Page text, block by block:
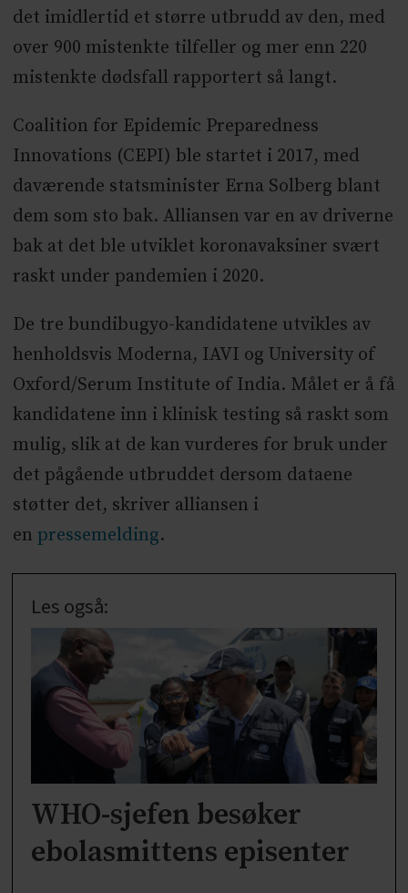
det imidlertid et større utbrudd av den, med
over 900 mistenkte tilfeller og mer enn 220
mistenkte dødsfall rapportert så langt.
Coalition for Epidemic Preparedness
Innovations (CEPI) ble startet i 2017, med
daværende statsminister Erna Solberg blant
dem som sto bak. Alliansen var en av driverne
bak at det ble utviklet koronavaksiner svært
raskt under pandemien i 2020.
De tre bundibugyo-kandidatene utvikles av
henholdsvis Moderna, IAVI og University of
Oxford/Serum Institute of India. Målet er å få
kandidatene inn i klinisk testing så raskt som
mulig, slik at de kan vurderes for bruk under
det pågående utbruddet dersom dataene
støtter det, skriver alliansen i
en pressemelding.
Les også:
WHO-sjefen besøker
ebolasmittens episenter